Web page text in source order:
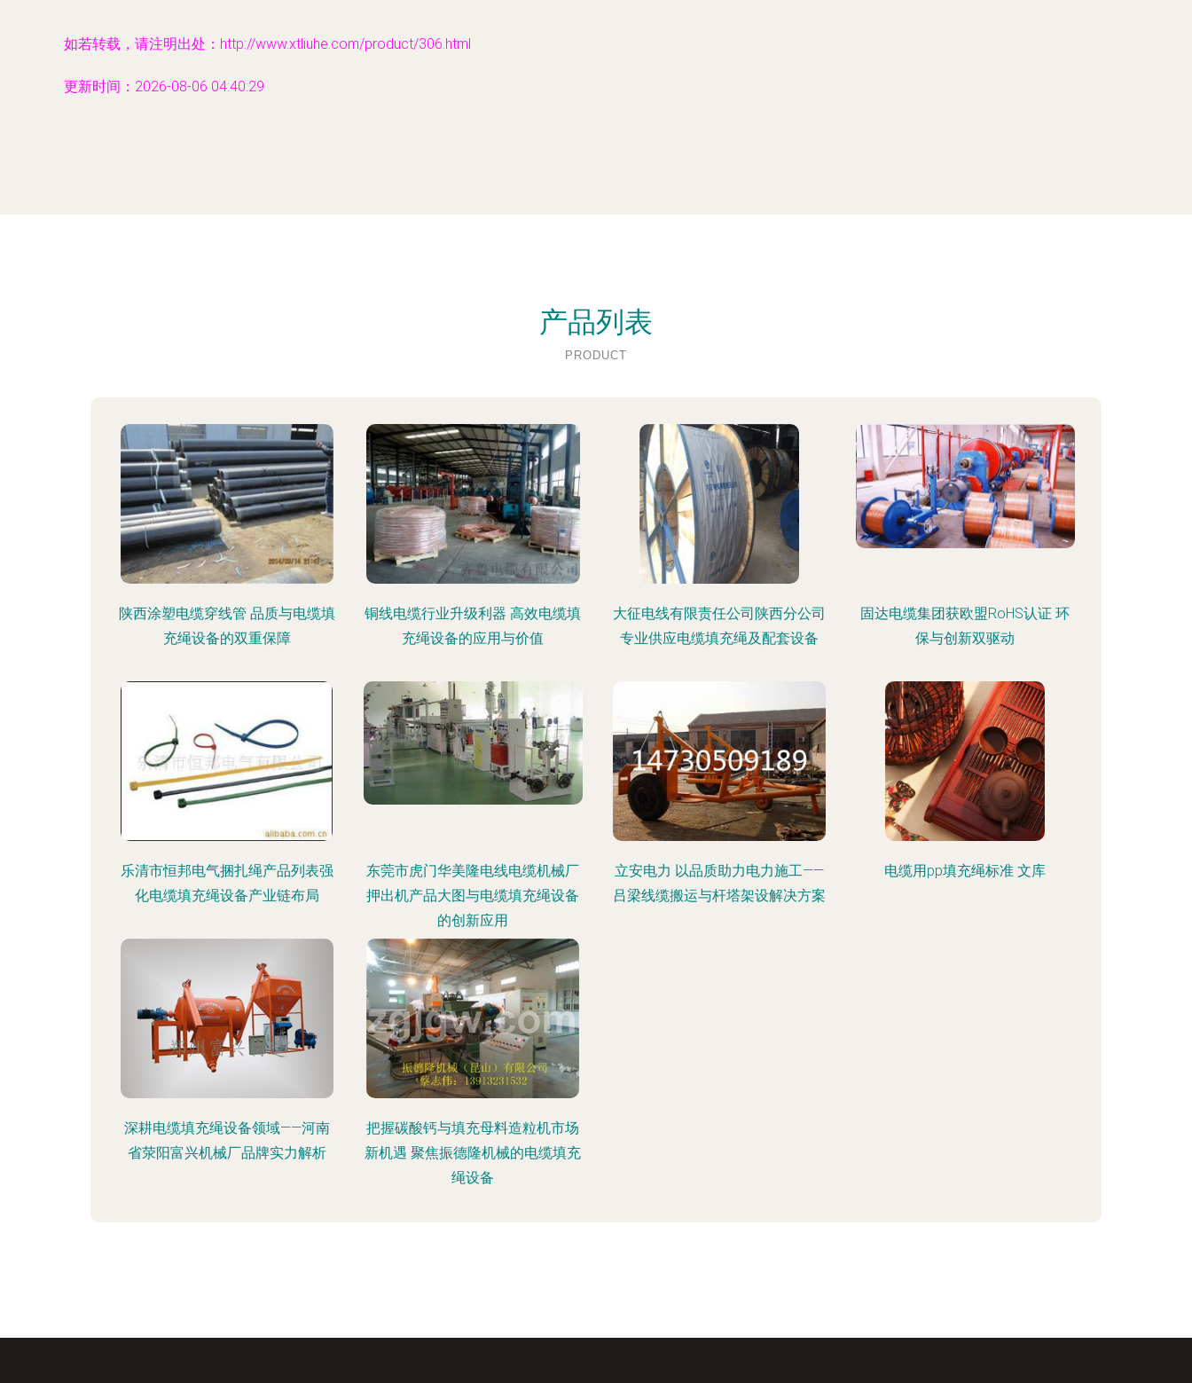
如若转载，请注明出处：http://www.xtliuhe.com/product/306.html
更新时间：2026-08-06 04:40:29
产品列表
PRODUCT
陕西涂塑电缆穿线管 品质与电缆填
充绳设备的双重保障
铜线电缆行业升级利器 高效电缆填
充绳设备的应用与价值
大征电线有限责任公司陕西分公司
专业供应电缆填充绳及配套设备
固达电缆集团获欧盟RoHS认证 环
保与创新双驱动
乐清市恒邦电气捆扎绳产品列表强
化电缆填充绳设备产业链布局
东莞市虎门华美隆电线电缆机械厂
押出机产品大图与电缆填充绳设备
的创新应用
立安电力 以品质助力电力施工——
吕梁线缆搬运与杆塔架设解决方案
电缆用pp填充绳标准 文库
深耕电缆填充绳设备领域——河南
省荥阳富兴机械厂品牌实力解析
把握碳酸钙与填充母料造粒机市场
新机遇 聚焦振德隆机械的电缆填充
绳设备